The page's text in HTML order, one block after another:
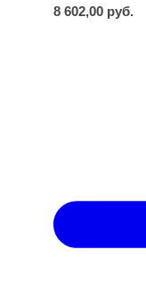
8 602,00 руб.